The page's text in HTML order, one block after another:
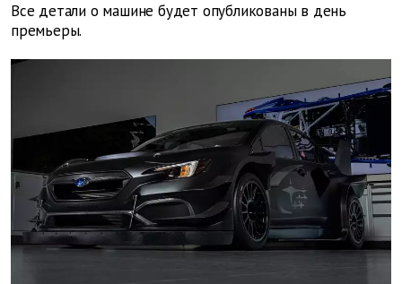
Все детали о машине будет опубликованы в день
премьеры.